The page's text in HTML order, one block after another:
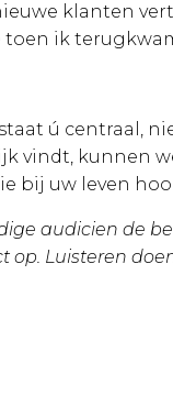
klanten
ik
ú centraal,
vindt, kunnen
bij uw leven
audicien de
op. Luisteren